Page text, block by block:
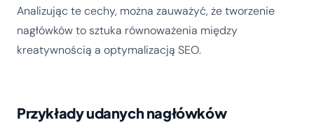
Analizując te cechy, można zauważyć, że tworzenie
nagłówków to sztuka równoważenia między
kreatywnością a optymalizacją SEO.
Przykłady udanych nagłówków